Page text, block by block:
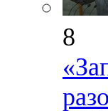
8